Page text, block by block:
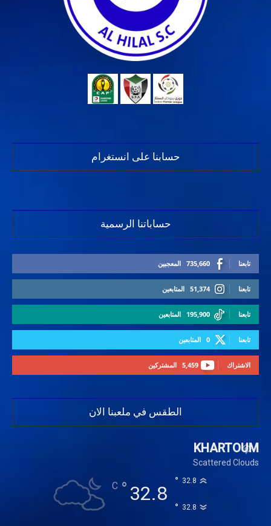
حسابنا على انستغرام
حساباتنا الرسمية
735,660 المعجبين تابعنا
51,374 المتابعين تابعنا
195,900 المتابعين تابعنا
0 المتابعين تابعنا
5,459 المشتركين الاشتراك
الطقس في ملعبنا الان
KHARTOUM
Scattered Clouds
32.8
°
C 32.8
°
32.8
°